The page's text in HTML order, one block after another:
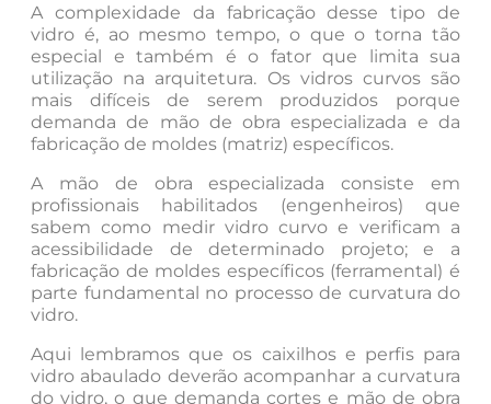
A complexidade da fabricação desse tipo de
vidro é, ao mesmo tempo, o que o torna tão
especial e também é o fator que limita sua
utilização na arquitetura. Os vidros curvos são
mais difíceis de serem produzidos porque
demanda de mão de obra especializada e da
fabricação de moldes (matriz) específicos.
A mão de obra especializada consiste em
profissionais habilitados (engenheiros) que
sabem como medir vidro curvo e verificam a
acessibilidade de determinado projeto; e a
fabricação de moldes específicos (ferramental) é
parte fundamental no processo de curvatura do
vidro.
Aqui lembramos que os caixilhos e perfis para
vidro abaulado deverão acompanhar a curvatura
do vidro, o que demanda cortes e mão de obra